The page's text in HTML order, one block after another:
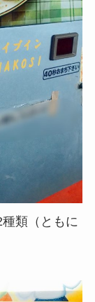
類（ともに